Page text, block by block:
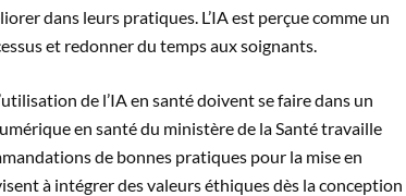
dans leurs pratiques. L’IA est perçue comme un
et redonner du temps aux soignants.
de l’IA en santé doivent se faire dans un
en santé du ministère de la Santé travaille
de bonnes pratiques pour la mise en
à intégrer des valeurs éthiques dès la conception